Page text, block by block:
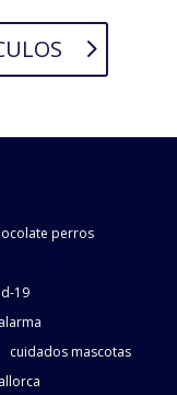
perros
19
cuidados mascotas